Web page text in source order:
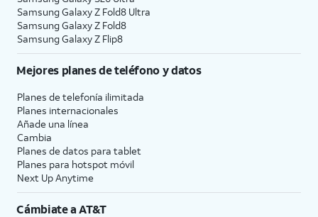
Samsung Galaxy Z Fold8 Ultra
Samsung Galaxy Z Fold8
Samsung Galaxy Z Flip8
Mejores planes de teléfono y datos
Planes de telefonía ilimitada
Planes internacionales
Añade una línea
Cambia
Planes de datos para tablet
Planes para hotspot móvil
Next Up Anytime
Cámbiate aAT&T